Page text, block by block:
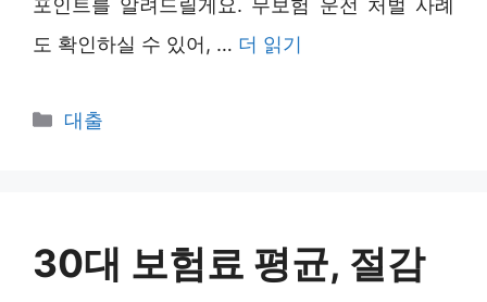
포인트를 알려드릴게요. 무보험 운전 처벌 사례
도 확인하실 수 있어, … 더 읽기
카
대출
30대 보험료 평균, 절감